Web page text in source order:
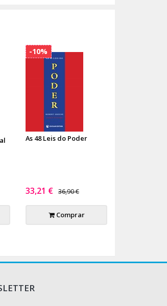
As 48 Leis do Poder
33,21 € 36,90 €
Comprar
-10%